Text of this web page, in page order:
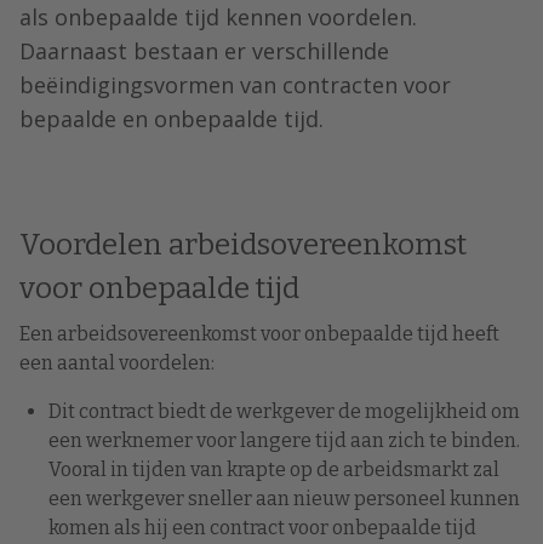
als onbepaalde tijd kennen voordelen.
Daarnaast bestaan er verschillende
beëindigingsvormen van contracten voor
bepaalde en onbepaalde tijd.
Voordelen arbeidsovereenkomst
voor onbepaalde tijd
Een arbeidsovereenkomst voor onbepaalde tijd heeft
een aantal voordelen:
Dit contract biedt de werkgever de mogelijkheid om
een werknemer voor langere tijd aan zich te binden.
Vooral in tijden van krapte op de arbeidsmarkt zal
een werkgever sneller aan nieuw personeel kunnen
komen als hij een contract voor onbepaalde tijd